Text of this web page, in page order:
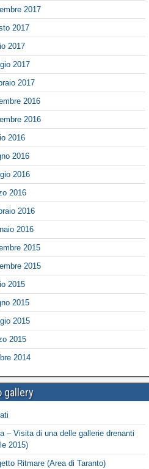
2017
2017
2017
2017
2017
2016
2016
2016
2016
2016
2016
2016
2016
2015
2015
2015
2015
2015
2015
2014
gallery
– Visita di una delle gallerie drenanti
2015)
Ritmare (Area di Taranto)